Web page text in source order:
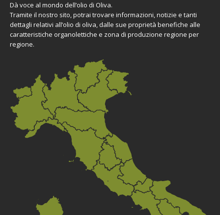
Dà voce al mondo dell’olio di Oliva.
Tramite il nostro sito, potrai trovare informazioni, notizie e tanti
dettagli relativi all’olio di oliva, dalle sue proprietà benefiche alle
caratteristiche organolettiche e zona di produzione regione per
regione.